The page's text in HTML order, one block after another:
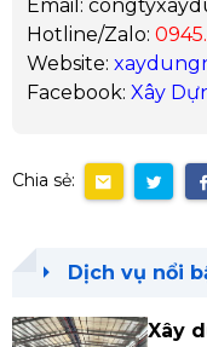
Email:
Hotline/Zalo:
Website:
Facebook: Xây
Chia sẻ:
Dịch vụ nổi
Xây